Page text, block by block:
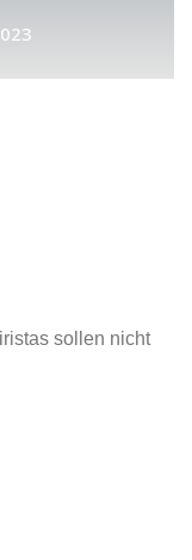
sollen nicht